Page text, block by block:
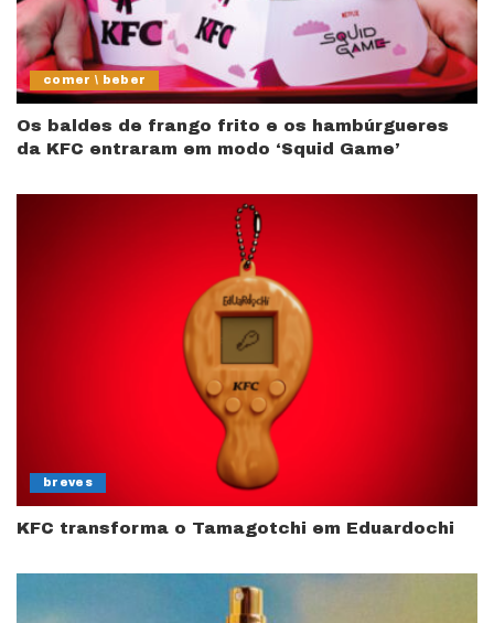
comer \ beber
Os baldes de frango frito e os hambúrgueres
da KFC entraram em modo ‘Squid Game’
breves
KFC transforma o Tamagotchi em Eduardochi